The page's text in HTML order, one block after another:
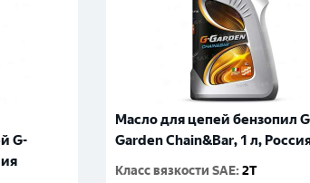
G-
Масло моторное для
двухтактных двигателей G-